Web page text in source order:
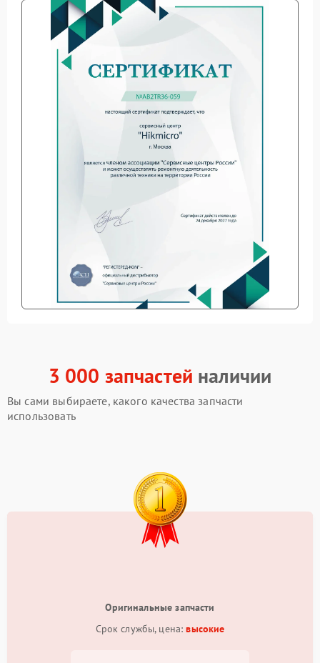
3 000 запчастей наличии
Вы сами выбираете, какого качества запчасти
использовать
Оригинальные запчасти
Срок службы, цена:высокие